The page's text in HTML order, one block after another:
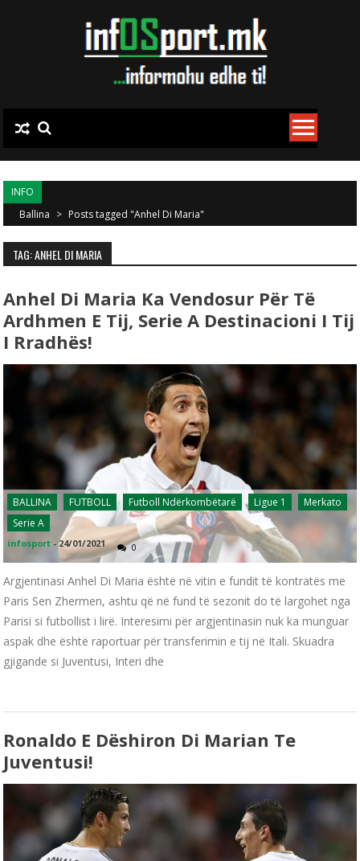
INFO
Ballina > Posts tagged "Anhel Di Maria"
TAG: ANHEL DI MARIA
Anhel Di Maria Ka Vendosur Për Të
Ardhmen E Tij, Serie A Destinacioni I Tij
I Rradhës!
BALLINA FUTBOLL Futboll Ndërkombëtarë Ligue 1
Merkato
Serie A
infosport -24/01/2021 0
Argjentinasi Anhel Di Maria është në vitin e fundit të kontratës me
Paris Sen Zhermen, ashtu që në fund të sezonit do të largohet nga
Parisi si futbollist i lirë. Interesimi për argjentinasin nuk ka munguar
aspak dhe është raportuar për transferimin e tij në Itali. Skuadra
gjigande si Juventusi, Interi dhe
Ronaldo E Dëshiron Di Marian Te
Juventusi!